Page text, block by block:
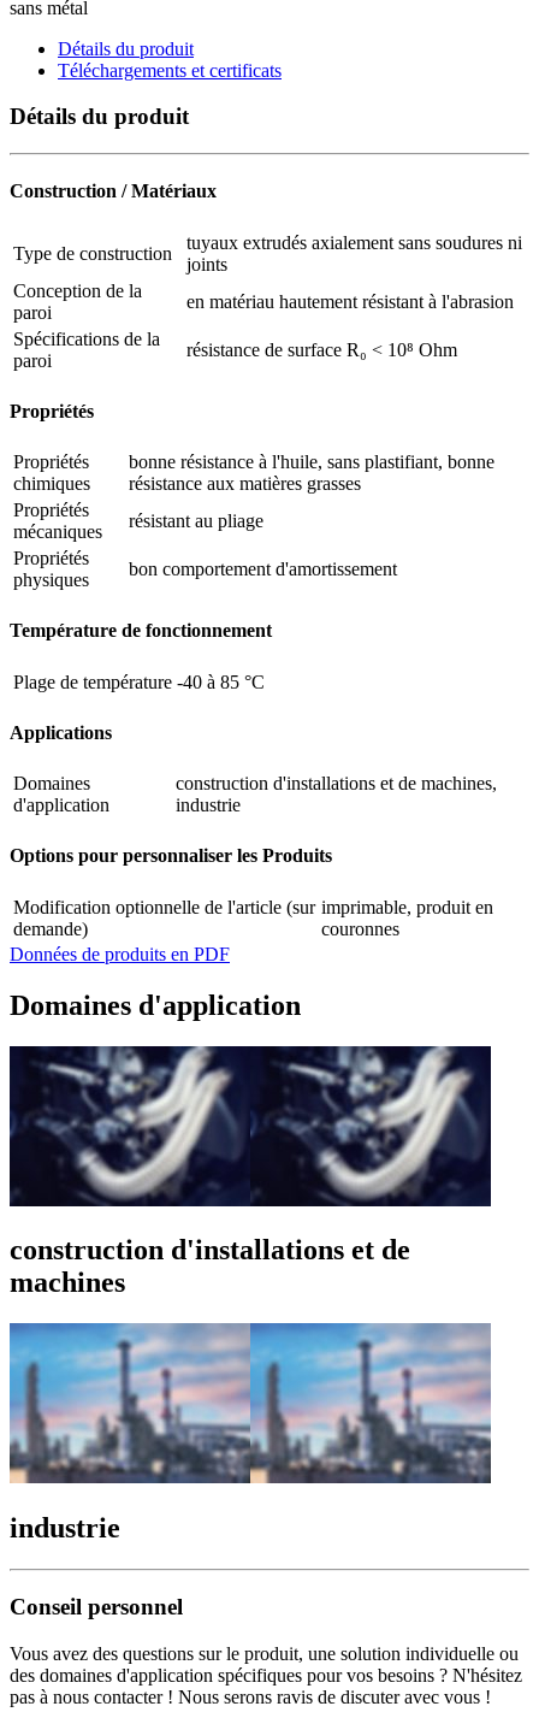
sans métal
Détails du produit
Téléchargements et certificats
Détails du produit
Construction / Matériaux
Type de construction
tuyaux extrudés axialement sans soudures ni
joints
Conception de la
paroi
en matériau hautement résistant à l'abrasion
Spécifications de la
paroi
résistance de surface R₀ < 10⁸ Ohm
Propriétés
Propriétés
chimiques
bonne résistance à l'huile, sans plastifiant, bonne
résistance aux matières grasses
Propriétés
mécaniques
résistant au pliage
Propriétés
physiques
bon comportement d'amortissement
Température de fonctionnement
Plage de température -40 à 85 °C
Applications
Domaines
d'application
construction d'installations et de machines,
industrie
Options pour personnaliser les Produits
Modification optionnelle de l'article (sur
demande)
imprimable, produit en
couronnes
Données de produits en PDF
Domaines d'application
construction d'installations et de
machines
industrie
Conseil personnel
Vous avez des questions sur le produit, une solution individuelle ou
des domaines d'application spécifiques pour vos besoins ? N'hésitez
pas à nous contacter ! Nous serons ravis de discuter avec vous !